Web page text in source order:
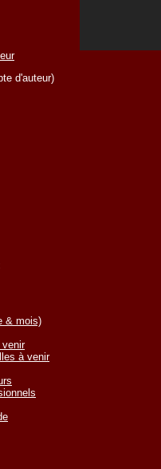
d'auteur)
& mois)
venir
à venir